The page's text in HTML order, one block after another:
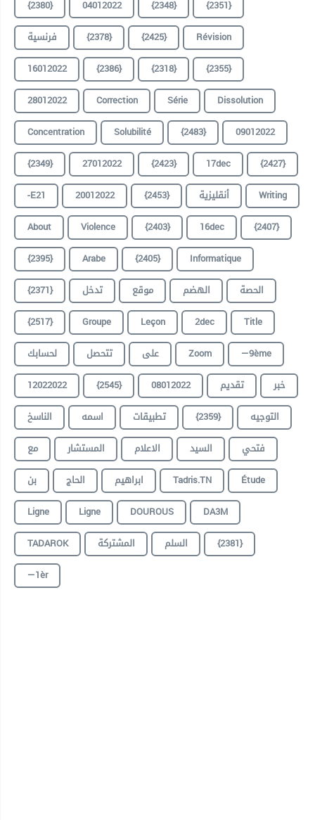
{2380}
04012022 {2348}
{2351}
فرنسية
{2378} {2425}
Révision
16012022
{2386} {2318}
{2355}
28012022
Correction Série
Dissolution
Concentration
Solubilité {2483}
09012022
{2349}
27012022 {2423} 17dec
{2427}
-E21
20012022 {2453} أنقليزية
Writing
About
Violence {2403} 16dec
{2407}
{2395}
Arabe {2405}
Informatique
{2371}
تدخل موقع الهضم
الحصة
{2517}
Groupe Leçon 2dec
Title
لحسابك
تتحصل على Zoom
—9ème
12022022
{2545} 08012022 تقديم
خبر
الناسخ
اسمه تطبيقات {2359}
التوجيه
مع
المستشار الاعلام السيد
فتحي
بن
الحاج ابراهيم Tadris.TN
Étude
Ligne
Ligne DOUROUS
DA3M
TADAROK
المشتركة السلم
{2381}
—1èr